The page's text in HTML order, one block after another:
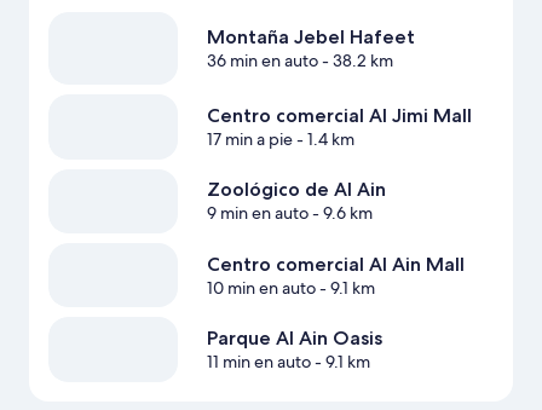
Montaña Jebel Hafeet
36 min en auto- 38.2 km
Centro comercial Al Jimi Mall
17 min a pie- 1.4 km
Zoológico de Al Ain
9 min en auto- 9.6 km
Centro comercial Al Ain Mall
10 min en auto- 9.1 km
Parque Al Ain Oasis
11 min en auto- 9.1 km